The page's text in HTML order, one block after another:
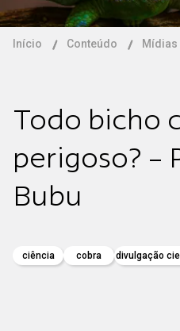
Início Conteúdo Mídias
Todo bicho
perigoso? -
Bubu
ciência cobra divulgação